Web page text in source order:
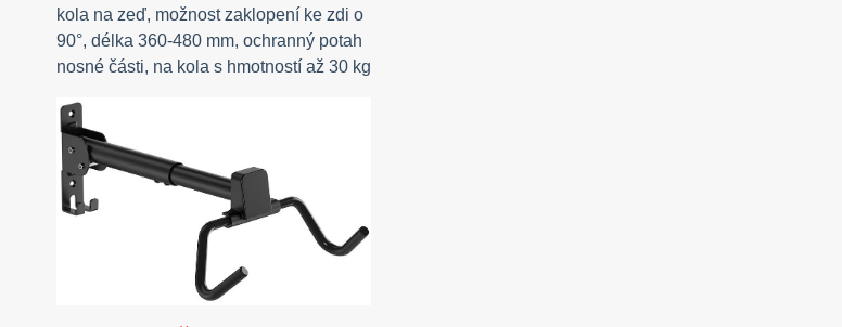
kola na zeď, možnost zaklopení ke zdi o
90°, délka 360-480 mm, ochranný potah
nosné části, na kola s hmotností až 30 kg